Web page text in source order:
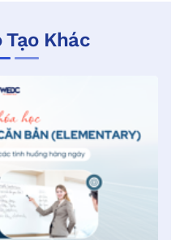
Tạo Khác